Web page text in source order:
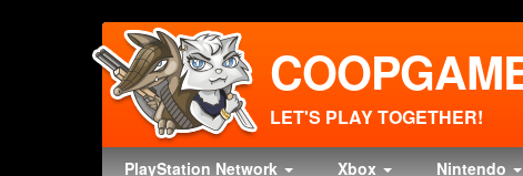
LET'S PLAY TOGETHER!
PlayStation Network Xbox Nintendo